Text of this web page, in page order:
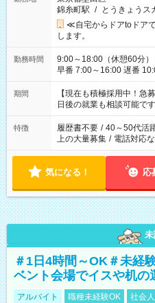
錦糸町駅 / とうきょうス
≪自宅からドアtoドア
します。
勤務時間
9:00～18:00（休憩60分） ■ご希望があれば下記シフトもOK！
早番 7:00～16:00 遅番 10:00～19:00 「家
い」 「余裕を持って夕飯
たくない」 など、ご希望を教え
の方へ 今ご覧のお仕事で
の勤務時間。 合計で週40
期間
【現在も積極採用中！
日後の就業も相談可能です
特徴 履歴書不要 / 40～50代活
上の大量募集 / 電話対応
気になる！ 応
＃1日4時間～OK＃未経
ベント会場でイスや机の
アルバイト 職種未経験OK 社会